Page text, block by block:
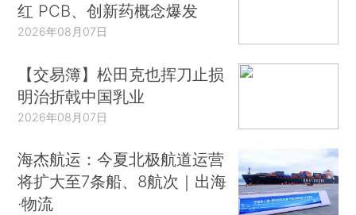
红 PCB、创新药概念爆发
2026年08月07日
【交易簿】松田克也挥刀止损
明治折戟中国乳业
2026年08月07日
海杰航运：今夏北极航道运营
将扩大至7条船、8航次｜出海
·物流